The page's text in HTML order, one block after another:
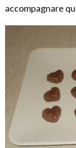
accompagnare